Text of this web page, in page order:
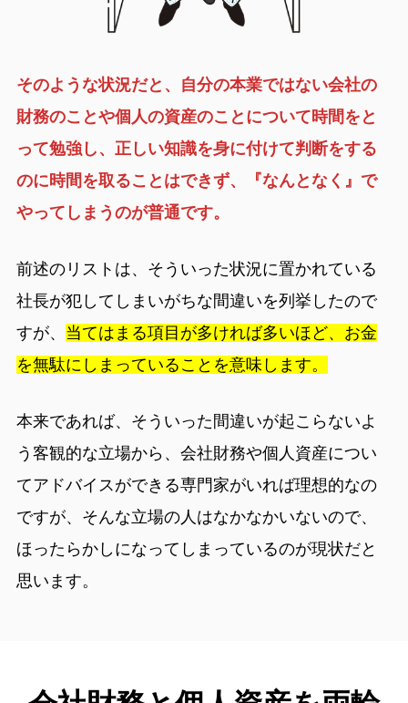
そのような状況だと、自分の本業ではない会社の
財務のことや個人の資産のことについて時間をと
って勉強し、正しい知識を身に付けて判断をする
のに時間を取ることはできず、『なんとなく』で
やってしまうのが普通です。
前述のリストは、そういった状況に置かれている
社長が犯してしまいがちな間違いを列挙したので
すが、 当てはまる項目が多ければ多いほど、お金
を無駄にしまっていることを意味します。
本来であれば、そういった間違いが起こらないよ
う客観的な立場から、会社財務や個人資産につい
てアドバイスができる専門家がいれば理想的なの
ですが、そんな立場の人はなかなかいないので、
ほったらかしになってしまっているのが現状だと
思います。